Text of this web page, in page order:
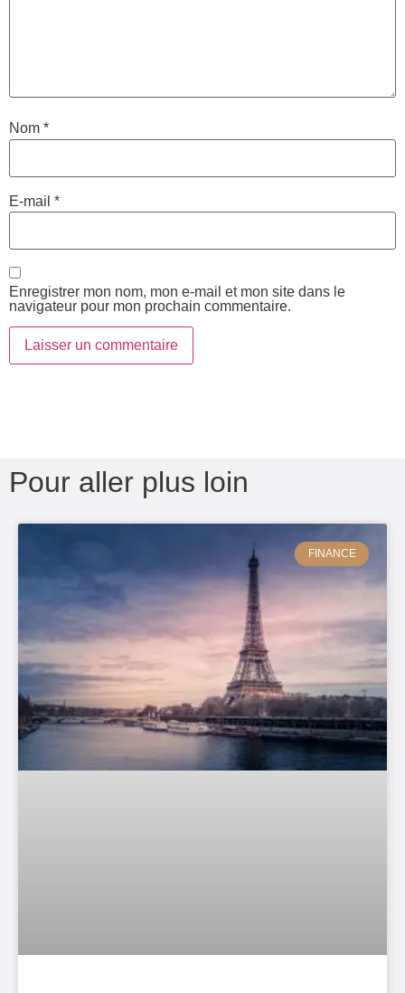
Nom *
E-mail *
Enregistrer mon nom, mon e-mail et mon site dans le
navigateur pour mon prochain commentaire.
Pour aller plus loin
FINANCE